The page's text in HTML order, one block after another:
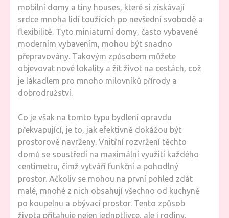
mobilní domy a tiny houses, které si získávají
srdce mnoha lidí toužících po nevšední svobodě a
flexibilitě. Tyto miniaturní domy, často vybavené
moderním vybavením, mohou být snadno
přepravovány. Takovým způsobem můžete
objevovat nové lokality a žít život na cestách, což
je lákadlem pro mnoho milovníků přírody a
dobrodružství.
Co je však na tomto typu bydlení opravdu
překvapující, je to, jak efektivně dokážou být
prostorově navrženy. Vnitřní rozvržení těchto
domů se soustředí na maximální využití každého
centimetru, čímž vytváří funkční a pohodlný
prostor. Ačkoliv se mohou na první pohled zdát
malé, mnohé z nich obsahují všechno od kuchyně
po koupelnu a obývací prostor. Tento způsob
života přitahuje nejen jednotlivce, ale i rodiny,